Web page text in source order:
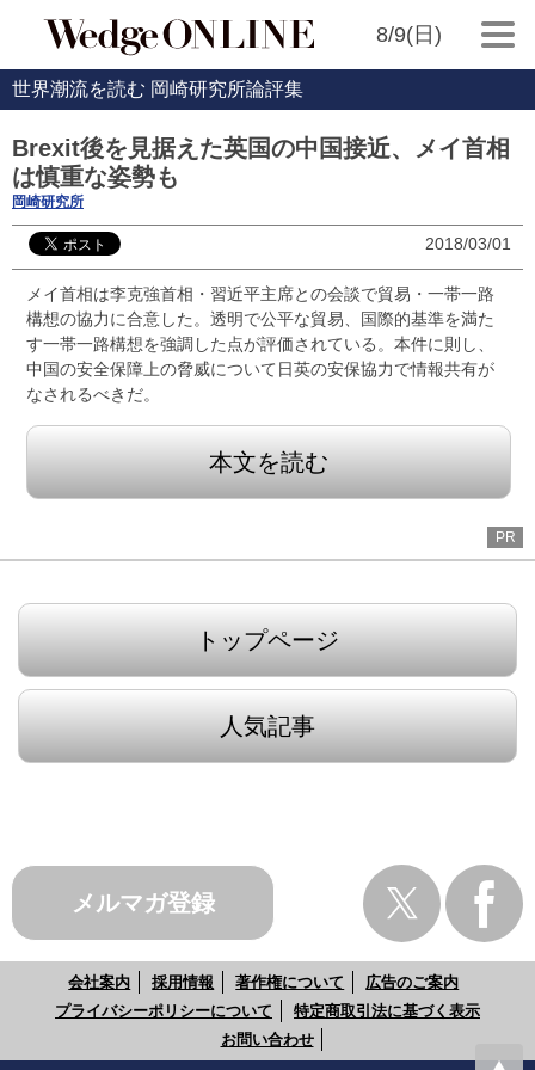
8/9(日)
世界潮流を読む 岡崎研究所論評集
Brexit後を見据えた英国の中国接近、メイ首相
は慎重な姿勢も
岡崎研究所
2018/03/01
メイ首相は李克強首相・習近平主席との会談で貿易・一帯一路
構想の協力に合意した。透明で公平な貿易、国際的基準を満た
す一帯一路構想を強調した点が評価されている。本件に則し、
中国の安全保障上の脅威について日英の安保協力で情報共有が
なされるべきだ。
本文を読む
PR
トップページ
人気記事
メルマガ登録
会社案内 採用情報 著作権について
広告のご案内
プライバシーポリシーについて
特定商取引法に基づく表示
お問い合わせ